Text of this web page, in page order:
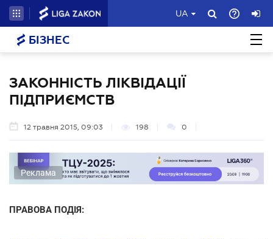
UA
БІЗНЕС
ЗАКОННІСТЬ ЛІКВІДАЦІЇ
ПІДПРИЄМСТВ
12 травня 2015, 09:03 198 0
Реклама
ПРАВОВА ПОДІЯ: